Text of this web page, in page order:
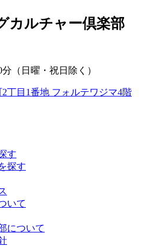
カルチャー倶楽部
（日曜・祝日除く）
丁目1番地 フォルテワジマ4階
す
探す
いて
について